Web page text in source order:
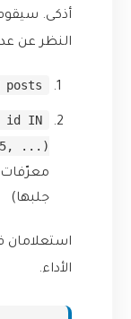
أذكى.
النظر عن
posts;
id IN
...);
معرّفات
جلبها)
الأداء.